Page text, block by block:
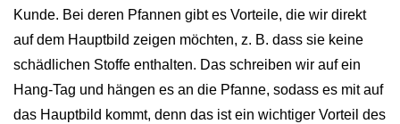
Kunde. Bei deren Pfannen gibt es Vorteile, die wir direkt
auf dem Hauptbild zeigen möchten, z. B. dass sie keine
schädlichen Stoffe enthalten. Das schreiben wir auf ein
Hang-Tag und hängen es an die Pfanne, sodass es mit auf
das Hauptbild kommt, denn das ist ein wichtiger Vorteil des